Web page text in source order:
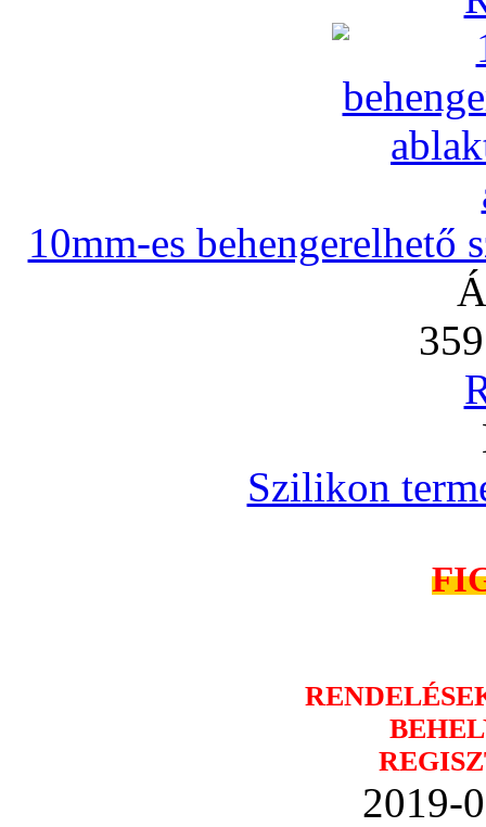
10mm-es
Szilikon
2019-